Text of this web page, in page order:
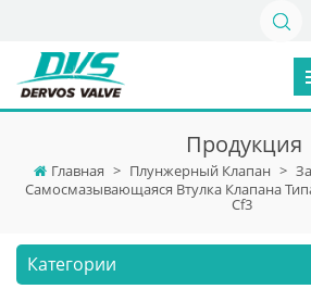
Продукция
Главная > Плунжерный Клапан >
Самосмазывающаяся Втулка Клапана
Cf3
Категории